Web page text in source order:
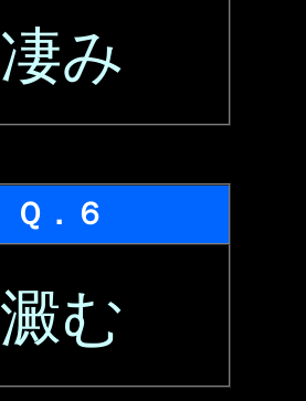
凄み
Ｑ．６
澱む